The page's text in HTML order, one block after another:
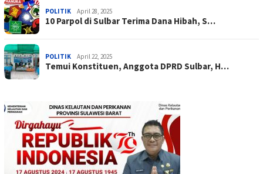
POLITIK April 28, 2025
10 Parpol di Sulbar Terima Dana Hibah, S…
POLITIK April 22, 2025
Temui Konstituen, Anggota DPRD Sulbar, H…